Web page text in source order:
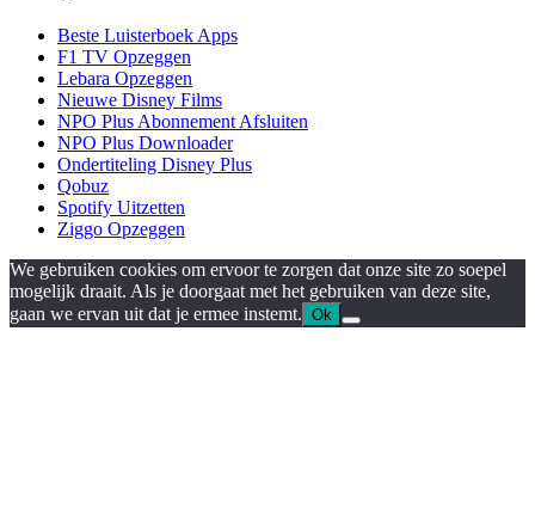
Beste Luisterboek Apps
F1 TV Opzeggen
Lebara Opzeggen
Nieuwe Disney Films
NPO Plus Abonnement Afsluiten
NPO Plus Downloader
Ondertiteling Disney Plus
Qobuz
Spotify Uitzetten
Ziggo Opzeggen
We gebruiken cookies om ervoor te zorgen dat onze site zo soepel
mogelijk draait. Als je doorgaat met het gebruiken van deze site,
gaan we ervan uit dat je ermee instemt. Ok